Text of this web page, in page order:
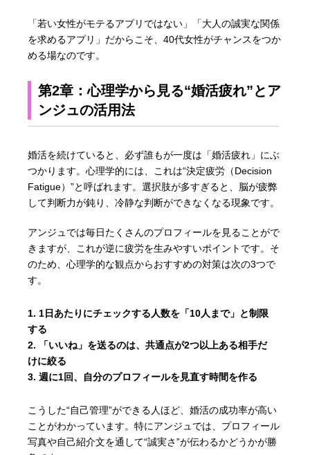
「若い女性がモテるアプリではない」「大人の誠実な関係
を求めるアプリ」だからこそ、40代女性がチャンスをつか
める場なのです。
第2章：心理学から見る“婚活疲れ”とア
ンジュの活用法
婚活を続けていると、必ず誰もが一度は「婚活疲れ」にぶ
つかります。心理学的には、これは“決定疲労（Decision
Fatigue）”と呼ばれます。選択肢が多すぎると、脳が疲弊
して判断力が鈍り、冷静な判断ができなくなる現象です。
アンジュでは毎日たくさんのプロフィールを見ることがで
きますが、これが逆に疲労を生みやすいポイントです。そ
のため、心理学的な観点からおすすめの対策は次の3つで
す。
1日あたりにチェックする人数を「10人まで」と制限
する
「いいね」を送るのは、共通点が2つ以上ある相手だ
けに絞る
週に1回、自分のプロフィールを見直す時間を作る
こうした“自己管理”ができる人ほど、婚活の成功率が高い
ことがわかっています。特にアンジュでは、プロフィール
写真や自己紹介文を通して“誠実さ”が伝わるかどうかが勝